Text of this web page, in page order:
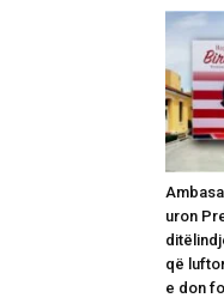
uron
që
e don